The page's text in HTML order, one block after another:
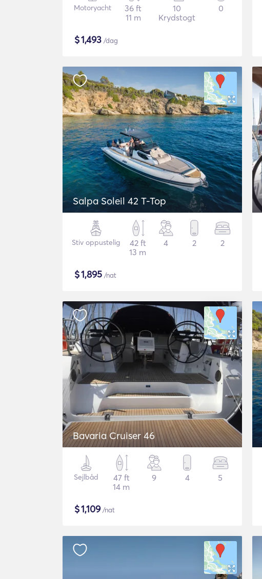
Motoryacht
36 ft
11 m
10
Krydstogt
0
$1,493 /dag
Salpa Soleil 42 T-Top
Stiv oppustelig
42 ft
13 m
4 2 2
$1,895 /nat
Bavaria Cruiser 46
Sejlbåd
47 ft
14 m
9 4 5
$1,109/nat